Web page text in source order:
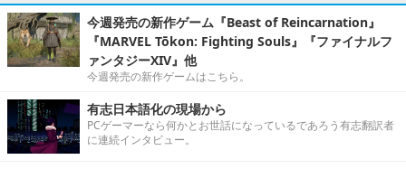
今週発売の新作ゲーム『Beast of Reincarnation』
『MARVEL Tōkon: Fighting Souls』『ファイナルフ
ァンタジーXIV』他
今週発売の新作ゲームはこちら。
有志日本語化の現場から
PCゲーマーなら何かとお世話になっているであろう有志翻訳者
に連続インタビュー。